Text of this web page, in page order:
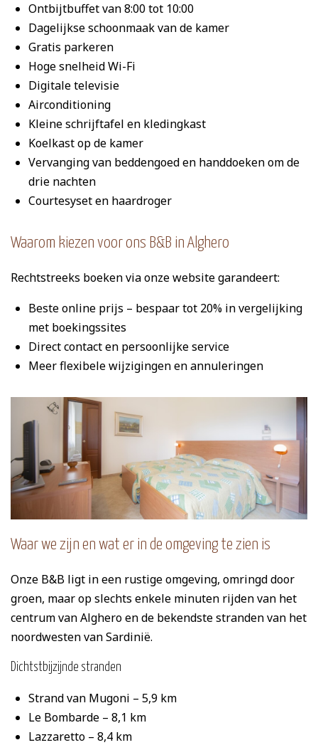
Ontbijtbuffet van 8:00 tot 10:00
Dagelijkse schoonmaak van de kamer
Gratis parkeren
Hoge snelheid Wi-Fi
Digitale televisie
Airconditioning
Kleine schrijftafel en kledingkast
Koelkast op de kamer
Vervanging van beddengoed en handdoeken om de
drie nachten
Courtesyset en haardroger
Waarom kiezen voor ons B&B in Alghero
Rechtstreeks boeken via onze website garandeert:
Beste online prijs – bespaar tot 20% in vergelijking
met boekingssites
Direct contact en persoonlijke service
Meer flexibele wijzigingen en annuleringen
Waar we zijn en wat er in de omgeving te zien is
Onze B&B ligt in een rustige omgeving, omringd door
groen, maar op slechts enkele minuten rijden van het
centrum van Alghero en de bekendste stranden van het
noordwesten van Sardinië.
Dichtstbijzijnde stranden
Strand van Mugoni – 5,9 km
Le Bombarde – 8,1 km
Lazzaretto – 8,4 km